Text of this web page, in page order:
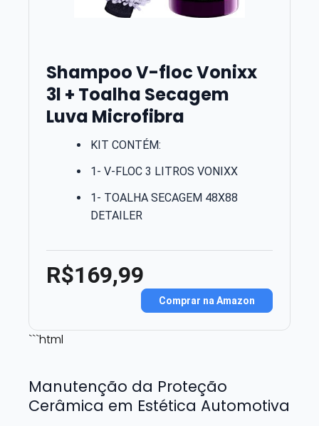
Shampoo V-floc Vonixx
3l + Toalha Secagem
Luva Microfibra
KIT CONTÉM:
1- V-FLOC 3 LITROS VONIXX
1- TOALHA SECAGEM 48X88
DETAILER
R$169,99
Comprar na Amazon
```html
Manutenção da Proteção
Cerâmica em Estética Automotiva